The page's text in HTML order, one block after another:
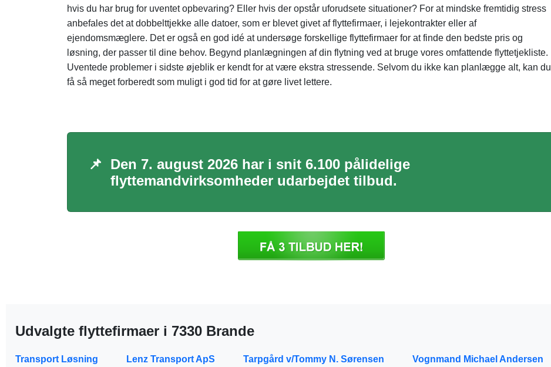
hvis du har brug for uventet opbevaring? Eller hvis der opstår uforudsete situationer? For at mindske fremtidig stress
anbefales det at dobbelttjekke alle datoer, som er blevet givet af flyttefirmaer, i lejekontrakter eller af
ejendomsmæglere. Det er også en god idé at undersøge forskellige flyttefirmaer for at finde den bedste pris og
løsning, der passer til dine behov. Begynd planlægningen af din flytning ved at bruge vores omfattende flyttetjekliste.
Uventede problemer i sidste øjeblik er kendt for at være ekstra stressende. Selvom du ikke kan planlægge alt, kan du
få så meget forberedt som muligt i god tid for at gøre livet lettere.
📌 Den 7. august 2026 har i snit 6.100 pålidelige
flyttemandvirksomheder udarbejdet tilbud.
Udvalgte flyttefirmaer i 7330 Brande
Transport Løsning
Lenz Transport ApS
Tarpgård v/Tommy N. Sørensen
Vognmand Michael Andersen